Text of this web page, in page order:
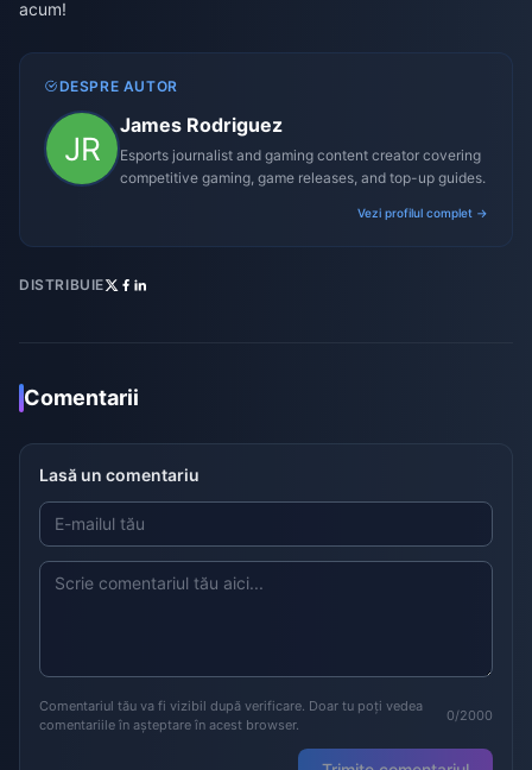
acum!
DESPRE AUTOR
James Rodriguez
Esports journalist and gaming content creator covering
competitive gaming, game releases, and top-up guides.
Vezi profilul complet →
DISTRIBUIE
Comentarii
Lasă un comentariu
Comentariul tău va fi vizibil după verificare. Doar tu poți vedea
comentariile în așteptare în acest browser.
0/2000